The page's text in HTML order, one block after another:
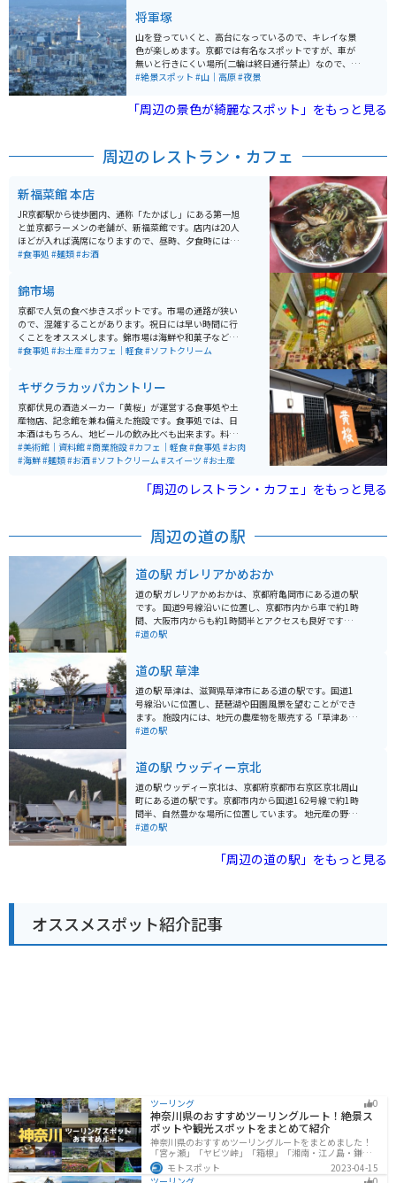
将軍塚
山を登っていくと、高台になっているので、キレイな景
色が楽しめます。京都では有名なスポットですが、車が
無いと行きにくい場所(二輪は終日通行禁止）なので、そ
んなに混雑することもなく、ゆっくり楽しむことが出来
い駐車場もあります。
#絶景スポット #山｜高原#夜景
「周辺の景色が綺麗なスポット」をもっと見る
周辺のレストラン・カフェ
新福菜館 本店
JR京都駅から徒歩圏内、通称「たかばし」にある第一旭
と並京都ラーメンの老舗が、新福菜館です。店内は20人
ほどが入れば満席になりますので、昼時、夕食時には行
列待ちは覚悟しなければなりません。ここのラーメンは
の味の染みたチャーシューも美味しいです。
#食事処 #麺類#お酒
錦市場
京都で人気の食べ歩きスポットです。市場の通路が狭い
ので、混雑することがあります。祝日には早い時間に行
くことをオススメします。錦市場は海鮮や和菓子などが
充実していて、ソフトクリームやきゅうりの1本漬けな
#食事処 #お土産#カフェ｜軽食#ソフトクリーム
キザクラカッパカントリー
京都伏見の酒造メーカー「黄桜」が運営する食事処や土
産物店、記念館を兼ね備えた施設です。食事処では、日
本酒はもちろん、地ビールの飲み比べも出来ます。料理
もとっても美味しくて、特にかす汁は絶品です。飲んで
食べて、お土産も買える、伏見の酒蔵観光の際は、是非
#美術館｜資料館#商業施設#カフェ｜軽食#食事処 #お肉
#海鮮#麺類#お酒#ソフトクリーム#スイーツ #お土産
「周辺のレストラン・カフェ」をもっと見る
周辺の道の駅
道の駅 ガレリアかめおか
道の駅 ガレリアかめおかは、京都府亀岡市にある道の駅
です。 国道9号線沿いに位置し、京都市内から車で約1時
間、大阪市内からも約1時間半とアクセスも良好です。
地元亀岡の新鮮な野菜や特産品を販売する農産物直売
季節の食材を使った料理やスイーツはおすすめです。 ツ
ーリングの休憩場所としても人気があり、バイクスタン
ドも設置されています。 周辺には、湯の花温泉やるり渓
など、観光スポットも点在しています。 【おすすめポイ
ント】 * 亀岡市内や近隣地域の特産品が購入できる * 新
を使った料理が楽しめる 【周辺情報】 * 湯の花温泉 * る
り渓 【その他】 * 住所：京都府亀岡市曽我部町北条大谷
1-1 * 電話番号：0771-22-0690 * 駐車場：大型車12台、
普通車70台 * 休館日：年中無休
#道の駅
道の駅 草津
道の駅 草津は、滋賀県草津市にある道の駅です。国道1
号線沿いに位置し、琵琶湖や田園風景を望むことができ
ます。 施設内には、地元の農産物を販売する「草津あぐ
りーん」や、近江牛や琵琶湖の幸など地元グルメが堪能
は、琵琶湖周辺のツーリングの拠点としても最適です。
周辺には、琵琶湖博物館や水生植物公園みずの森など、
観光スポットも充実しています。特に、琵琶湖博物館
は、琵琶湖の生態系や歴史について学べる博物館として
人気です。
#道の駅
道の駅 ウッディー京北
道の駅 ウッディー京北は、京都府京都市右京区京北周山
町にある道の駅です。京都市内から国道162号線で約1時
間半、自然豊かな場所に位置しています。 地元産の野菜
や木材を使った特産品が販売されているほか、レストラ
バイクで訪れる場合、道の駅には広い駐車場が完備され
ているので安心です。また、周辺には、四季折々の自然
す。京都観光の際は、ぜひ一度訪れてみてはいかがでし
ょうか。
#道の駅
「周辺の道の駅」をもっと見る
オススメスポット紹介記事
ツーリング 0
神奈川県のおすすめツーリングルート！絶景ス
ポットや観光スポットをまとめて紹介
神奈川県のおすすめツーリングルートをまとめました！
「宮ヶ瀬」「ヤビツ峠」「箱根」「湘南・江ノ島・鎌
倉」「三浦」「みなとみらい」の6つのルート紹介しま
す。自然豊かなスポット、歴史ある観光名所、都市部で
モトスポット
2023-04-15